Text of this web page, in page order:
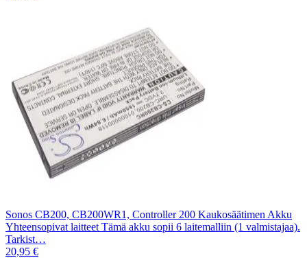
Sonos CB200, CB200WR1, Controller 200 Kaukosäätimen Akku
Yhteensopivat laitteet Tämä akku sopii 6 laitemalliin (1 valmistajaa).
Tarkist…
20,95 €